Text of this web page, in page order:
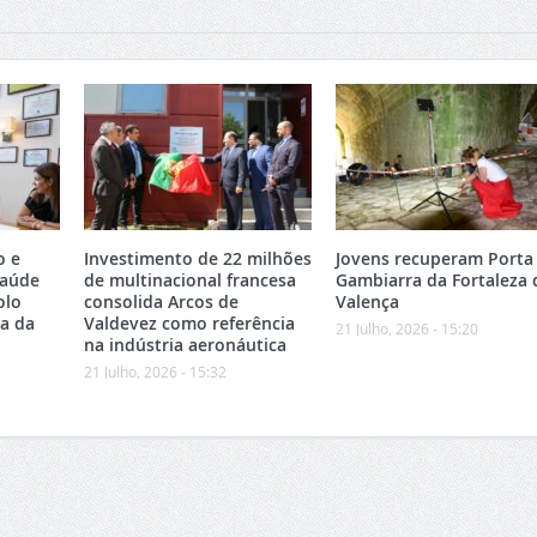
e
da
Investimento de 22 milhões
de multinacional francesa
consolida Arcos de
Valdevez como referência
na indústria aeronáutica
21 Julho, 2026 - 15:32
Jovens recuperam Porta
Gambiarra da Fortaleza
Valença
21 Julho, 2026 - 15:20